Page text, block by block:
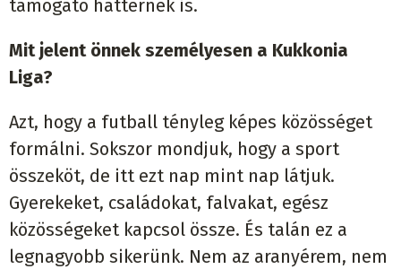
támogató háttérnek is.
Mit jelent önnek személyesen a Kukkonia
Liga?
Azt, hogy a futball tényleg képes közösséget
formálni. Sokszor mondjuk, hogy a sport
összeköt, de itt ezt nap mint nap látjuk.
Gyerekeket, családokat, falvakat, egész
közösségeket kapcsol össze. És talán ez a
legnagyobb sikerünk. Nem az aranyérem, nem